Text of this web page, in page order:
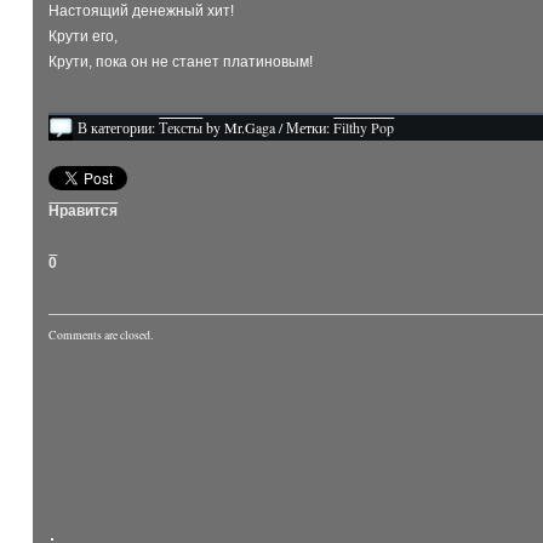
Настоящий денежный хит!
Крути его,
Крути, пока он не станет платиновым!
В категории:Текстыby Mr.Gaga / Метки:Filthy Pop
Нравится
0
Comments are closed.